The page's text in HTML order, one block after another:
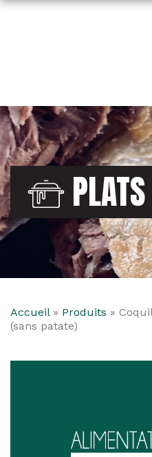
Skip
to
content
Accueil» Produits »
(sans patate)